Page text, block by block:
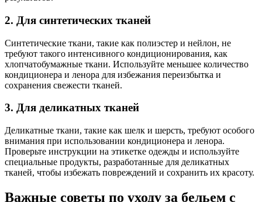
2. Для синтетических тканей
Синтетические ткани, такие как полиэстер и нейлон, не
требуют такого интенсивного кондиционирования, как
хлопчатобумажные ткани. Используйте меньшее количество
кондиционера и ленора для избежания переизбытка и
сохранения свежести тканей.
3. Для деликатных тканей
Деликатные ткани, такие как шелк и шерсть, требуют особого
внимания при использовании кондиционера и ленора.
Проверьте инструкции на этикетке одежды и используйте
специальные продукты, разработанные для деликатных
тканей, чтобы избежать повреждений и сохранить их красоту.
Важные советы по уходу за бельем с